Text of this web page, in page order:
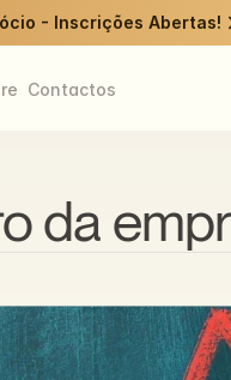
Contactos
da
- Inscrições Abertas!